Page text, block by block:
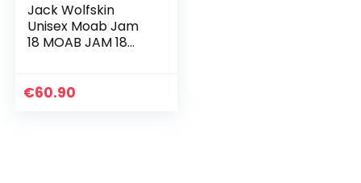
Jack Wolfskin
Unisex Moab Jam
18 MOAB JAM 18
€60.90